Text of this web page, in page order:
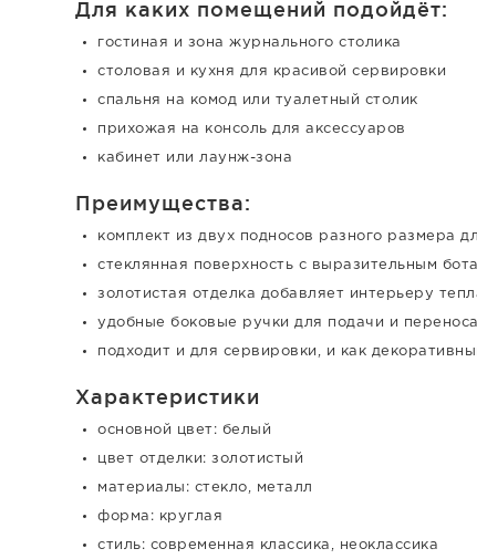
Для каких помещений подойдёт:
гостиная и зона журнального столика
столовая и кухня для красивой сервировки
спальня на комод или туалетный столик
прихожая на консоль для аксессуаров
кабинет или лаунж-зона
Преимущества:
комплект из двух подносов разного размера
стеклянная поверхность с выразительным
золотистая отделка добавляет интерьеру
удобные боковые ручки для подачи и переноса
подходит и для сервировки, и как
Характеристики
основной цвет: белый
цвет отделки: золотистый
материалы: стекло, металл
форма: круглая
стиль: современная классика, неоклассика